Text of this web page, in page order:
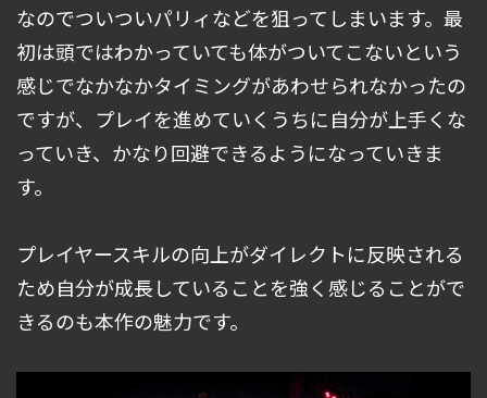
なのでついついパリィなどを狙ってしまいます。最
初は頭ではわかっていても体がついてこないという
感じでなかなかタイミングがあわせられなかったの
ですが、プレイを進めていくうちに自分が上手くな
っていき、かなり回避できるようになっていきま
す。
プレイヤースキルの向上がダイレクトに反映される
ため自分が成長していることを強く感じることがで
きるのも本作の魅力です。